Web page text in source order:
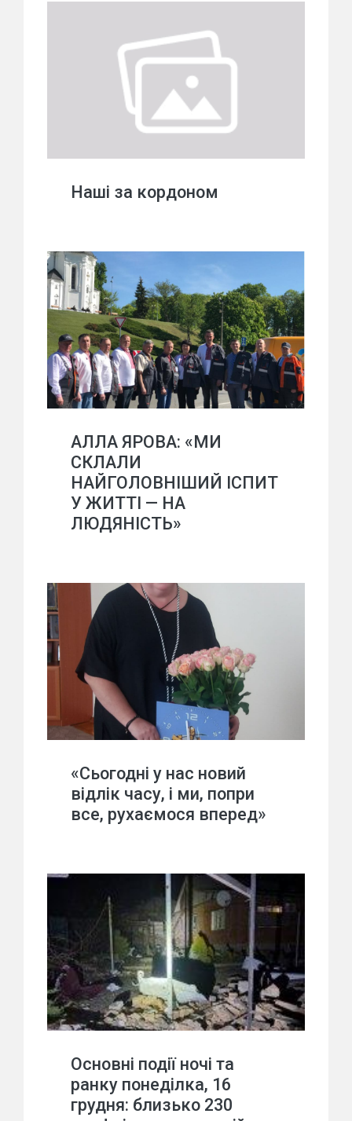
Наші за кордоном
АЛЛА ЯРОВА: «МИ
СКЛАЛИ
НАЙГОЛОВНІШИЙ ІСПИТ
У ЖИТТІ — НА
ЛЮДЯНІСТЬ»
«Сьогодні у нас новий
відлік часу, і ми, попри
все, рухаємося вперед»
Основні події ночі та
ранку понеділка, 16
грудня: близько 230